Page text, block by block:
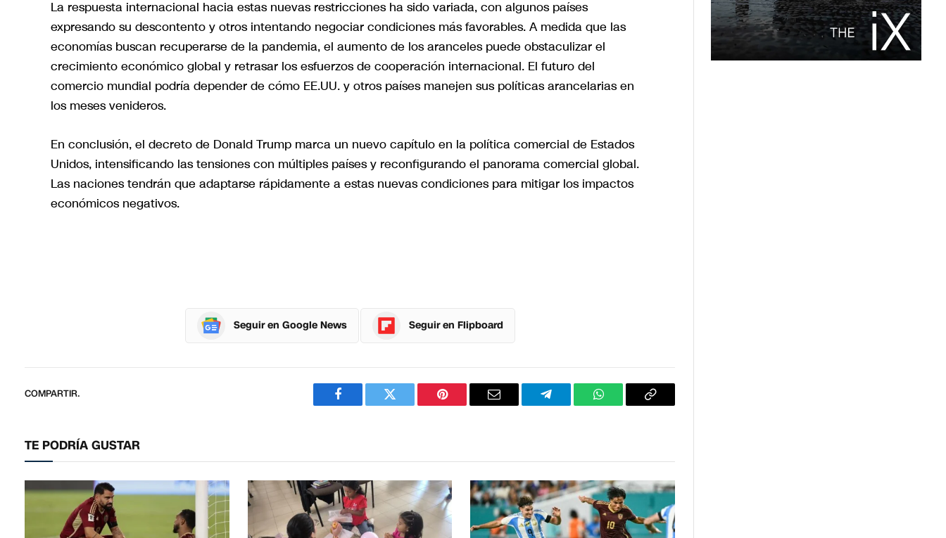
La respuesta internacional hacia estas nuevas restricciones ha sido variada, con algunos países
expresando su descontento y otros intentando negociar condiciones más favorables. A medida que las
economías buscan recuperarse de la pandemia, el aumento de los aranceles puede obstaculizar el
crecimiento económico global y retrasar los esfuerzos de cooperación internacional. El futuro del
comercio mundial podría depender de cómo EE.UU. y otros países manejen sus políticas arancelarias en
los meses venideros.
En conclusión, el decreto de Donald Trump marca un nuevo capítulo en la política comercial de Estados
Unidos, intensificando las tensiones con múltiples países y reconfigurando el panorama comercial global.
Las naciones tendrán que adaptarse rápidamente a estas nuevas condiciones para mitigar los impactos
económicos negativos.
Seguir en Google News Seguir en Flipboard
COMPARTIR.
FacebookTwitter PinterestCorreo
TelegramWhatsAppCopiar
TE PODRÍA GUSTAR